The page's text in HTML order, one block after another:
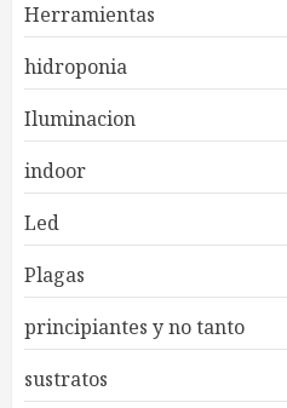
Herramientas
hidroponia
Iluminacion
indoor
Led
Plagas
principiantes y no tanto
sustratos